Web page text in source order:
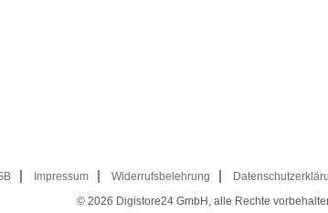
Impressum Widerrufsbelehrung
© 2026 Digistore24 GmbH, alle Rechte